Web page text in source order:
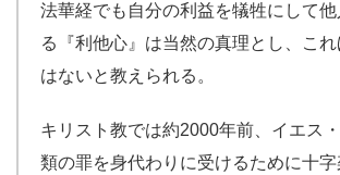
法華経でも自分の利益を犠牲にして他
る『利他心』は当然の真理とし、こ
はないと教えられる。
キリスト教では約2000年前、イエス
類の罪を身代わりに受けるために十字